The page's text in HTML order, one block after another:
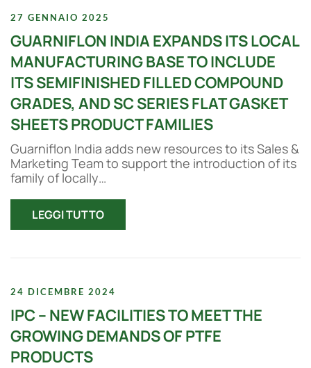
27 GENNAIO 2025
GUARNIFLON INDIA EXPANDS ITS LOCAL
MANUFACTURING BASE TO INCLUDE
ITS SEMIFINISHED FILLED COMPOUND
GRADES, AND SC SERIES FLAT GASKET
SHEETS PRODUCT FAMILIES
Guarniflon India adds new resources to its Sales &
Marketing Team to support the introduction of its
family of locally…
LEGGI TUTTO
24 DICEMBRE 2024
IPC – NEW FACILITIES TO MEET THE
GROWING DEMANDS OF PTFE
PRODUCTS